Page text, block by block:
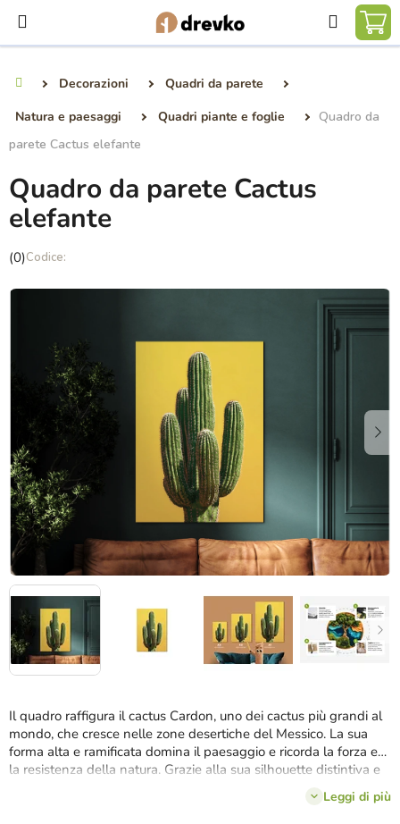
contenuto
Ricerca
Decorazioni
Quadri da parete
Natura e paesaggi
Quadri piante e foglie
Quadro da
parete Cactus elefante
Il quadro raffigura il cactus Cardon, uno dei cactus più grandi al
mondo, che cresce nelle zone desertiche del Messico. La sua
forma alta e ramificata domina il paesaggio e ricorda la forza e
la resistenza della natura. Grazie alla sua silhouette distintiva e
alle sue origini nella Bassa California, il Cardon è un simbolo
della bellezza silenziosa e della tranquillità del deserto.Leggi di più
Quadro da parete Cactus
elefante
La
media
(0)